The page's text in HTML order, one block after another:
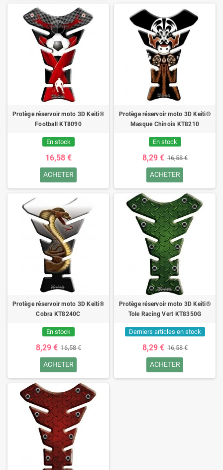
Protège réservoir moto 3D Keiti®
Football KT8090
En stock
16,58 €
ACHETER
Protège réservoir moto 3D Keiti®
Masque Chinois KT8210
En stock
8,29 € 16,58 €
ACHETER
Protège réservoir moto 3D Keiti®
Cobra KT8240C
En stock
8,29 € 16,58 €
ACHETER
Protège réservoir moto 3D Keiti®
Tole Racing Vert KT8350G
Derniers articles en stock
8,29 € 16,58 €
ACHETER